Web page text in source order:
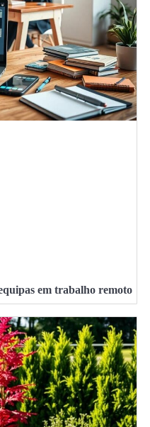
em trabalho remoto